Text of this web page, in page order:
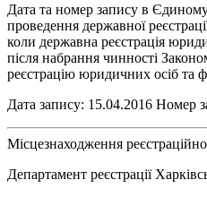
Дата та номер запису в
проведення державної
коли державна реєстрація
після набрання чинності
реєстрацію юридичних осіб та
Дата запису: 15.04.2016 Номер
Місцезнаходження
Департамент реєстрації